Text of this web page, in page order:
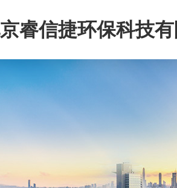
睿信捷环保科技